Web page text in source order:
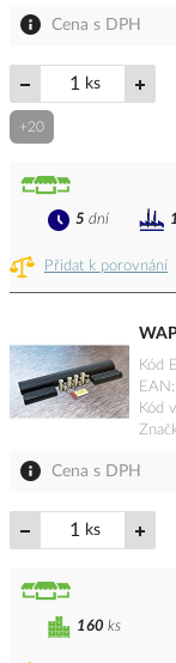
Cena s DPH
ks
+20
Přidat k porovnání
5 dní
Kód
EAN
Kód
Cena s DPH
ks
160 ks